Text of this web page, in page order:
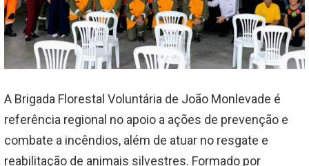
A Brigada Florestal Voluntária de João Monlevade é
referência regional no apoio a ações de prevenção e
combate a incêndios, além de atuar no resgate e
reabilitação de animais silvestres. Formado por